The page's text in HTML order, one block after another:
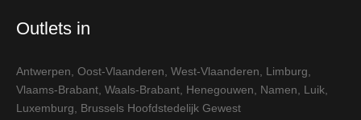
Outlets in
Antwerpen Oost-Vlaanderen West-Vlaanderen Limburg
Vlaams-Brabant Waals-Brabant Henegouwen Namen Luik
Luxemburg
Brussels Hoofdstedelijk Gewest